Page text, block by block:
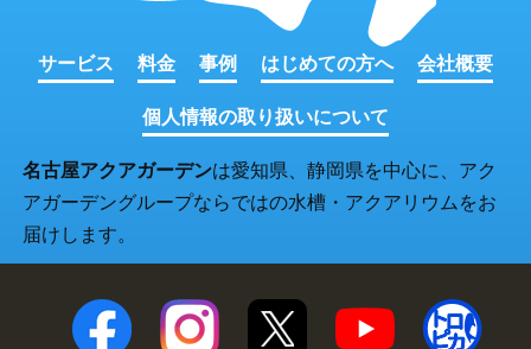
サービス 料金 事例 はじめての方へ 会社概要
個人情報の取り扱いについて
名古屋アクアガーデンは愛知県、静岡県を中心に、アク
アガーデングループならではの水槽・アクアリウムをお
届けします。